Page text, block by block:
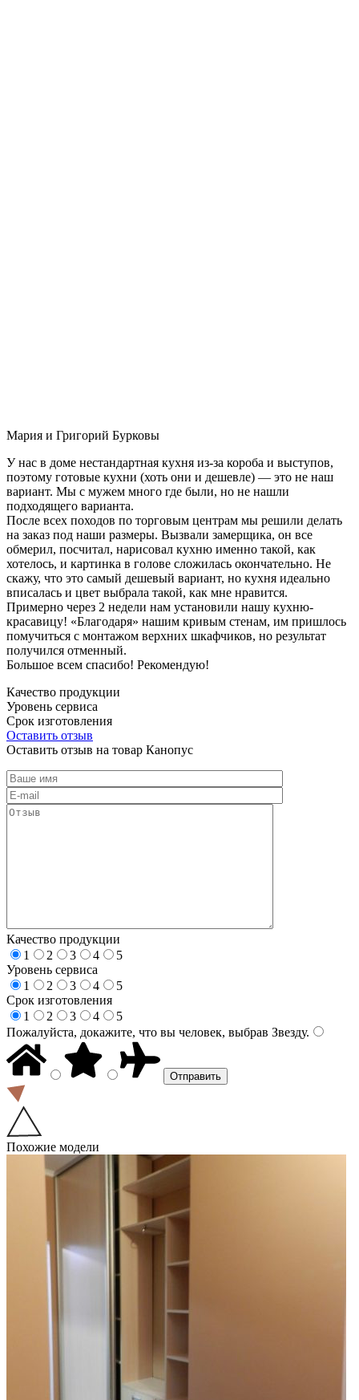
Мария и Григорий Бурковы
У нас в доме нестандартная кухня из-за короба и выступов,
поэтому готовые кухни (хоть они и дешевле) — это не наш
вариант. Мы с мужем много где были, но не нашли
подходящего варианта.
После всех походов по торговым центрам мы решили делать
на заказ под наши размеры. Вызвали замерщика, он все
обмерил, посчитал, нарисовал кухню именно такой, как
хотелось, и картинка в голове сложилась окончательно. Не
скажу, что это самый дешевый вариант, но кухня идеально
вписалась и цвет выбрала такой, как мне нравится.
Примерно через 2 недели нам установили нашу кухню-
красавицу! «Благодаря» нашим кривым стенам, им пришлось
помучиться с монтажом верхних шкафчиков, но результат
получился отменный.
Большое всем спасибо! Рекомендую!
Качество продукции
Уровень сервиса
Срок изготовления
Оставить отзыв
Оставить отзыв на товар Канопус
Качество продукции
1
2 3 4
5
Уровень сервиса
1
2 3 4
5
Срок изготовления
1
2 3 4
5
Пожалуйста, докажите, что вы человек, выбрав Звезду.
Похожие модели